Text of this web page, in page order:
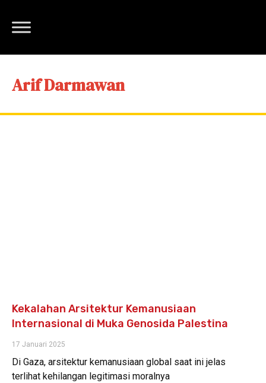
Arif Darmawan
Kekalahan Arsitektur Kemanusiaan
Internasional di Muka Genosida Palestina
17 Januari 2025
Di Gaza, arsitektur kemanusiaan global saat ini jelas
terlihat kehilangan legitimasi moralnya